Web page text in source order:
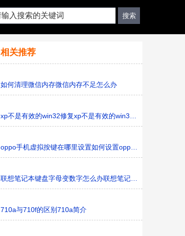
相关推荐
如何清理微信内存微信内存不足怎么办
xp不是有效的win32修复xp不是有效的win32修复的解决办法
oppo手机虚拟按键在哪里设置如何设置oppo手机虚拟按键
联想笔记本键盘字母变数字怎么办联想笔记本键盘字母变数
710a与710f的区别710a简介